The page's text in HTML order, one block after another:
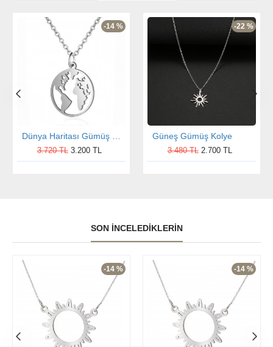
-14 %
3.720 TL 3.200 TL
-22 %
Güneş Gümüş Kolye
3.480 TL 2.700 TL
SON İNCELEDIKLERIN
-14 % -14 %